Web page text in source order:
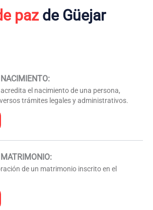
pazde Güejar
:
el nacimiento de una persona,
trámites legales y administrativos.
de un matrimonio inscrito en el